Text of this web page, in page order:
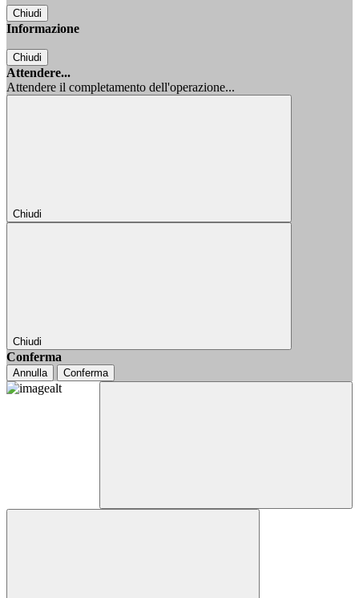
Chiudi
Informazione
Chiudi
Attendere...
Attendere il completamento dell'operazione...
Chiudi
Chiudi
Conferma
Annulla Conferma